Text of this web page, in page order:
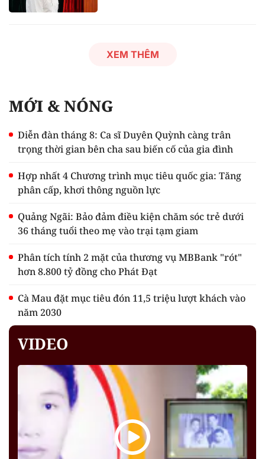
XEM THÊM
MỚI & NÓNG
Diễn đàn tháng 8: Ca sĩ Duyên Quỳnh càng trân
trọng thời gian bên cha sau biến cố của gia đình
Hợp nhất 4 Chương trình mục tiêu quốc gia: Tăng
phân cấp, khơi thông nguồn lực
Quảng Ngãi: Bảo đảm điều kiện chăm sóc trẻ dưới
36 tháng tuổi theo mẹ vào trại tạm giam
Phân tích tính 2 mặt của thương vụ MBBank "rót"
hơn 8.800 tỷ đồng cho Phát Đạt
Cà Mau đặt mục tiêu đón 11,5 triệu lượt khách vào
năm 2030
VIDEO